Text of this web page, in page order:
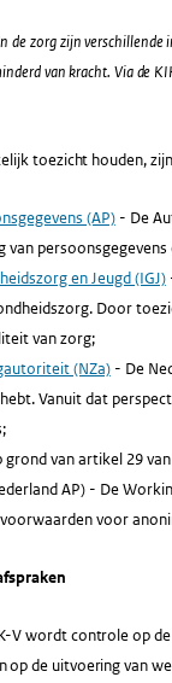
de zorg zijn
van kracht. Via de
toezicht houden,
(AP)- De
van
en Jeugd (IGJ)
Door
van zorg;
(NZa)- De
Vanuit dat
van artikel 29
AP) - De
voor
V wordt controle op
op de uitvoering van